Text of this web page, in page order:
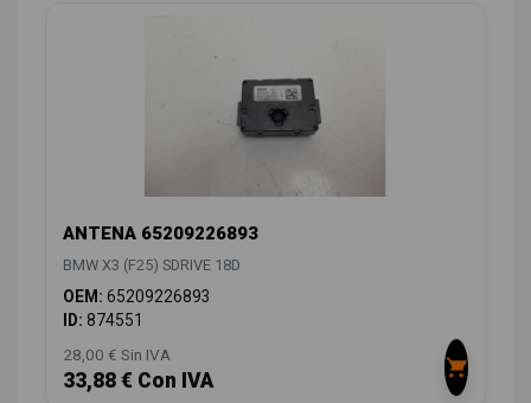
ANTENA 65209226893
BMW X3 (F25) SDRIVE 18D
OEM: 65209226893
ID: 874551
28,00 € Sin IVA
33,88 € Con IVA